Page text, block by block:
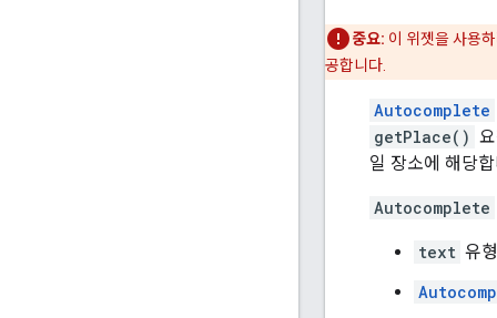
중요: 이 위젯을 사용
공합니다.
Autocomplete
getPlace()
일 장소에 해당
Autocomplete
text 유